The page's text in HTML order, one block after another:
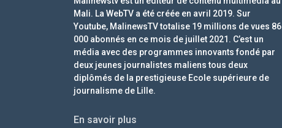
Mali. La WebTV a été créée en avril 2019. Sur
Youtube, MalinewsTV totalise 19 millions de vues 86
000 abonnés en ce mois de juillet 2021. C’est un
média avec des programmes innovants fondé par
deux jeunes journalistes maliens tous deux
diplômés de la prestigieuse Ecole supérieure de
journalisme de Lille.
En savoir plus